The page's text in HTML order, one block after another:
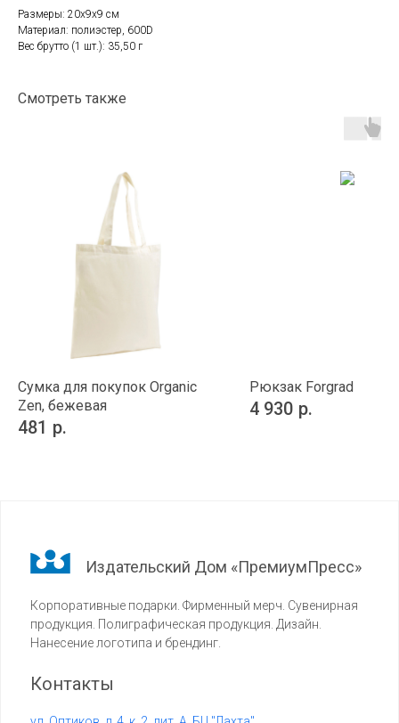
Размеры: 20х9х9 см
Материал: полиэстер, 600D
Вес брутто (1 шт.): 35,50 г
Смотреть также
Сумка для покупок Organic
Zen, бежевая
481 р.
Рюкзак Forgrad
4 930 р.
Издательский Дом «ПремиумПресс»
Корпоративные подарки. Фирменный мерч. Сувенирная
продукция. Полиграфическая продукция. Дизайн.
Нанесение логотипа и брендинг.
Контакты